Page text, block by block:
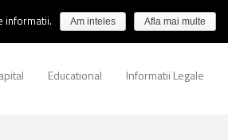
Educational Informatii Legale
informatii. Am inteles Afla mai multe